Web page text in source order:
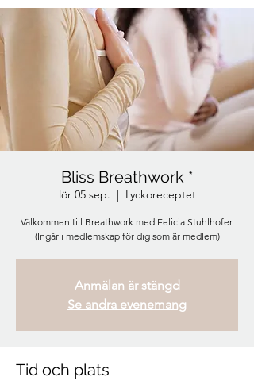
Bliss Breathwork *
lör 05 sep.
  |
Lyckoreceptet
Välkommen till Breathwork med Felicia Stuhlhofer.
(Ingår i medlemskap för dig som är medlem)
Anmälan är stängd
Se andra evenemang
Tid och plats